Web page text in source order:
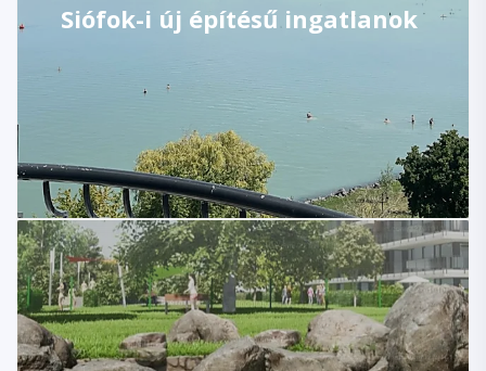
Siófok-i új építésű ingatlanok